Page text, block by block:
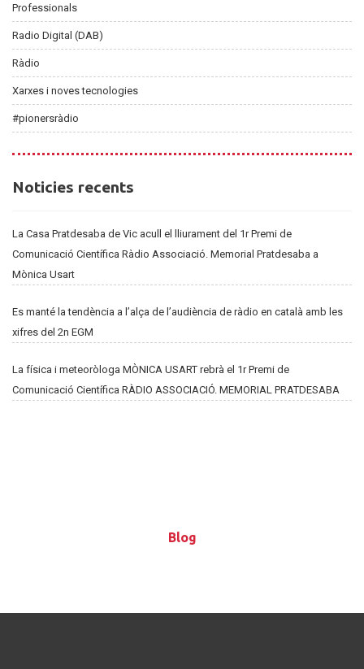
Professionals
Radio Digital (DAB)
Ràdio
Xarxes i noves tecnologies
#pionersràdio
Noticies
Noticies recents
La Casa Pratdesaba de Vic acull el lliurament del 1r Premi de
Comunicació Científica Ràdio Associació. Memorial Pratdesaba a
Mònica Usart
Es manté la tendència a l’alça de l’audiència de ràdio en català amb les
xifres del 2n EGM
La física i meteoròloga MÒNICA USART rebrà el 1r Premi de
Comunicació Científica RÀDIO ASSOCIACIÓ. MEMORIAL PRATDESABA
Blog
Blog